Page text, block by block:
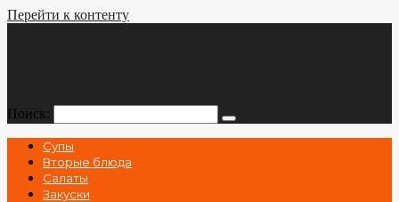
Перейти к контенту
Поиск:
Супы
Вторые блюда
Салаты
Закуски